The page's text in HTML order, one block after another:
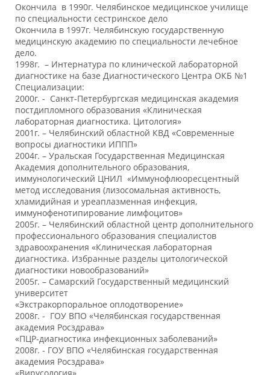
Окончила в 1990г. Челябинское медицинское училище
по специальности сестринское дело
Окончила в 1997г. Челябинскую государственную
медицинскую академию по специальности лечебное
дело.
1998г. – Интернатура по клинической лабораторной
диагностике на базе Диагностического Центра ОКБ №1
Специализации:
2000г. - Санкт-Петербургская медицинская академия
постдипломного образования «Клиническая
лабораторная диагностика. Цитология»
2001г. – Челябинский областной КВД «Современные
вопросы диагностики ИППП»
2004г. – Уральская Государственная Медицинская
Академия дополнительного образования,
иммунологический ЦНИЛ «Иммунофлюоресцентный
метод исследования (лизосомальная активность,
хламидийная и уреаплазменная инфекция,
иммунофенотипирование лимфоцитов»
2005г. – Челябинский областной центр дополнительного
профессионального образования специалистов
здравоохранения «Клиническая лабораторная
диагностика. Избранные разделы цитологической
диагностики новообразований»
2005г. – Самарский Государственный медицинский
университет
«Экстракорпоральное оплодотворение»
2008г. - ГОУ ВПО «Челябинская государственная
академия Росздрава»
«ПЦР-диагностика инфекционных заболеваний»
2008г. - ГОУ ВПО «Челябинская государственная
академия Росздрава»
«Вирусология»